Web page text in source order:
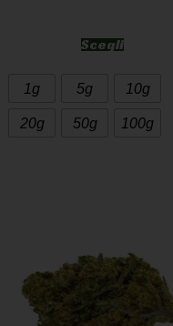
Scegli
1g 5g 10g
20g 50g 100g